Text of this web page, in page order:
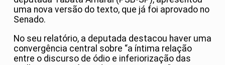
uma nova versão do texto, que já foi aprovado no
Senado.
No seu relatório, a deputada destacou haver uma
convergência central sobre “a íntima relação
entre o discurso de ódio e inferiorização das